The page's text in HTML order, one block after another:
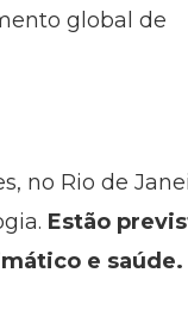
global de
no Rio de
Estão
e saúde.